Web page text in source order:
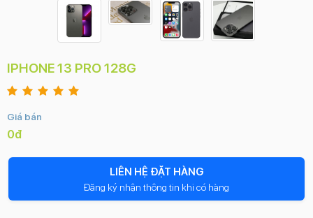
IPHONE 13 PRO 128G
Giá bán
0đ
LIÊN HỆ ĐẶT HÀNG
Đăng ký nhận thông tin khi có hàng